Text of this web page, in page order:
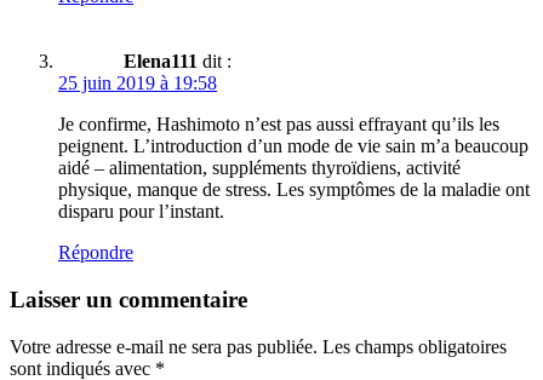
Elena111 dit :
25 juin 2019 à 19:58
Je confirme, Hashimoto n’est pas aussi effrayant qu’ils les
peignent. L’introduction d’un mode de vie sain m’a beaucoup
aidé – alimentation, suppléments thyroïdiens, activité
physique, manque de stress. Les symptômes de la maladie ont
disparu pour l’instant.
Répondre
Laisser un commentaire
Votre adresse e-mail ne sera pas publiée. Les champs obligatoires
sont indiqués avec *